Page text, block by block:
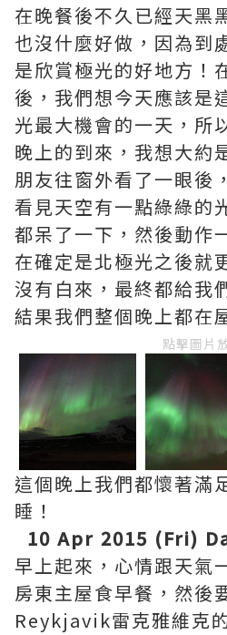
在晚餐後不久已經天黑
也沒什麼好做，因為到
是欣賞極光的好地方！
後，我們想今天應該是
光最大機會的一天，所
晚上的到來，我想大約
朋友往窗外看了一眼後
看見天空有一點綠綠的
都呆了一下，然後動作
在確定是北極光之後就
沒有白來，最終都給我
結果我們整個晚上都在
點擊圖片
這個晚上我們都懷著滿
睡！
10 Apr 2015 (Fri)
早上起來，心情跟天氣
房東主屋食早餐，然後
Reykjavik雷克雅維克